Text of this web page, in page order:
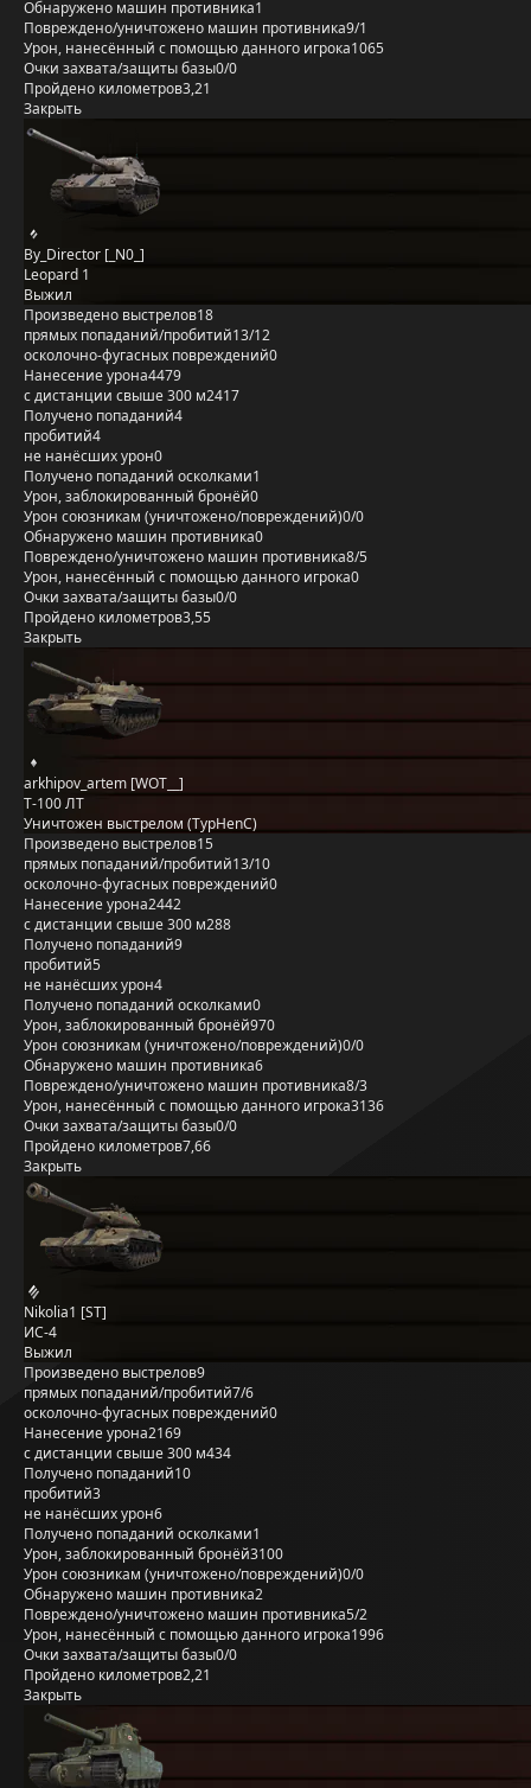
Обнаружено машин противника1
Повреждено/уничтожено машин противника9/1
Урон, нанесённый с помощью данного игрока1065
Очки захвата/защиты базы0/0
Пройдено километров3,21
Закрыть
By_Director [_N0_]
Leopard 1
Выжил
Произведено выстрелов18
прямых попаданий/пробитий13/12
осколочно-фугасных повреждений0
Нанесение урона4479
с дистанции свыше 300 м2417
Получено попаданий4
пробитий4
не нанёсших урон0
Получено попаданий осколками1
Урон, заблокированный бронёй0
Урон союзникам (уничтожено/повреждений)0/0
Обнаружено машин противника0
Повреждено/уничтожено машин противника8/5
Урон, нанесённый с помощью данного игрока0
Очки захвата/защиты базы0/0
Пройдено километров3,55
Закрыть
arkhipov_artem [WOT__]
Т-100 ЛТ
Уничтожен выстрелом (TypHenC)
Произведено выстрелов15
прямых попаданий/пробитий13/10
осколочно-фугасных повреждений0
Нанесение урона2442
с дистанции свыше 300 м288
Получено попаданий9
пробитий5
не нанёсших урон4
Получено попаданий осколками0
Урон, заблокированный бронёй970
Урон союзникам (уничтожено/повреждений)0/0
Обнаружено машин противника6
Повреждено/уничтожено машин противника8/3
Урон, нанесённый с помощью данного игрока3136
Очки захвата/защиты базы0/0
Пройдено километров7,66
Закрыть
Nikolia1 [ST]
ИС-4
Выжил
Произведено выстрелов9
прямых попаданий/пробитий7/6
осколочно-фугасных повреждений0
Нанесение урона2169
с дистанции свыше 300 м434
Получено попаданий10
пробитий3
не нанёсших урон6
Получено попаданий осколками1
Урон, заблокированный бронёй3100
Урон союзникам (уничтожено/повреждений)0/0
Обнаружено машин противника2
Повреждено/уничтожено машин противника5/2
Урон, нанесённый с помощью данного игрока1996
Очки захвата/защиты базы0/0
Пройдено километров2,21
Закрыть